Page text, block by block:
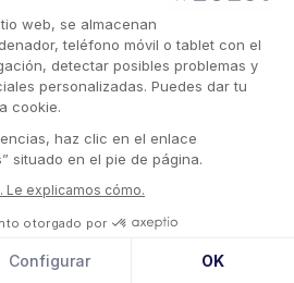
web, se almacenan
teléfono móvil o tablet con el
detectar posibles problemas y
personalizadas. Puedes dar tu
cookie.
haz clic en el enlace
situado en el pie de página.
Le explicamos cómo.
otorgado por
Configurar OK
de soporte
las ventanas
electrónicos y las
actualizaciones
muy aconsejable utilizar
de la traducción para
culturales